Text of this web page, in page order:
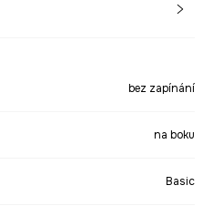
bez zapínání
na boku
Basic